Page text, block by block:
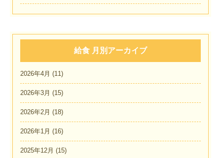
給食 月別アーカイブ
2026年4月 (11)
2026年3月 (15)
2026年2月 (18)
2026年1月 (16)
2025年12月 (15)